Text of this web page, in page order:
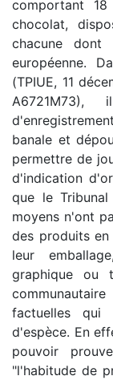
comportant
chocolat,
chacune
européenne.
(TPIUE, 11
banale et
permettre de
d'indication
que le
moyens n'ont
des produits
leur
graphique ou
factuelles
d'espèce. En
pouvoir
"l'habitude de